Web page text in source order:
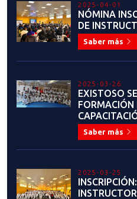
2025-04-01
NÓMINA
DE
Saber más
2025-03-26
EXISTOSO
FORMACIÓN
Saber más
2025-03-25